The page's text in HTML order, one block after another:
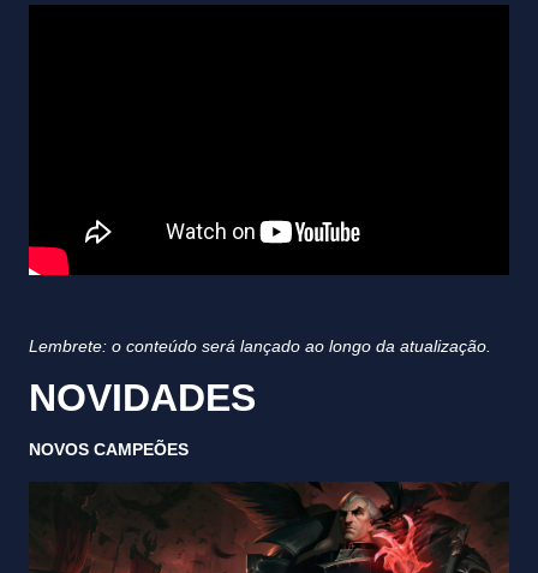
Lembrete: o conteúdo será lançado ao longo da atualização.
NOVIDADES
NOVOS CAMPEÕES